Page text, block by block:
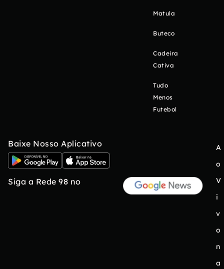
Matula
Buteco
Cadeira
Cativa
Tudo
Menos
Futebol
Baixe Nosso Aplicativo
Siga a Rede 98 no
A
o
V
i
v
o
n
a